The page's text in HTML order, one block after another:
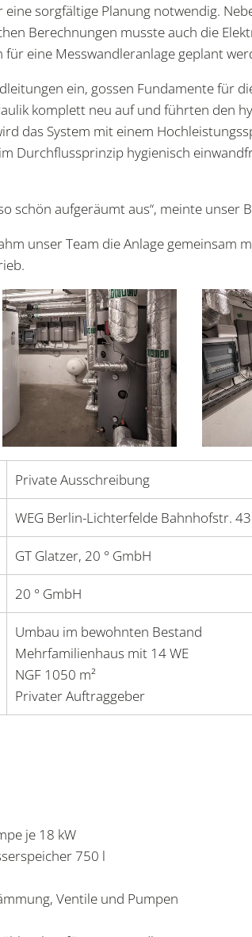
sorgfältige Planung notwendig.
Berechnungen musste auch die
eine Messwandleranlage geplant
ein, gossen Fundamente für
komplett neu auf und führten den
das System mit einem
Durchflussprinzip hygienisch
schön aufgeräumt aus“, meinte unser
unser Team die Anlage gemeinsam
Private Ausschreibung
WEG Berlin-Lichterfelde Bahnhofstr. 43
GT Glatzer, 20 ° GmbH
20 ° GmbH
Umbau im bewohnten Bestand
Mehrfamilienhaus mit 14 WE
NGF 1050 m²
Privater Auftraggeber
je 18 kW
750 l
Ventile und Pumpen